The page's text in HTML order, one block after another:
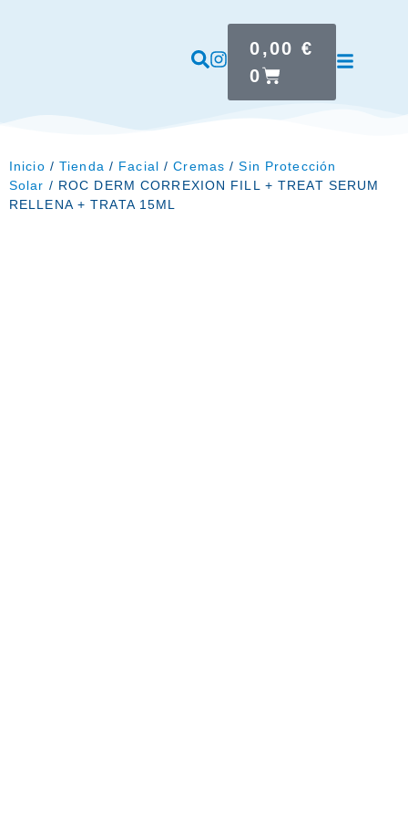
0,00€
0
Inicio /Tienda / Facial /Cremas /Sin Protección
Solar / ROC DERM CORREXION FILL + TREAT SERUM
RELLENA + TRATA 15ML